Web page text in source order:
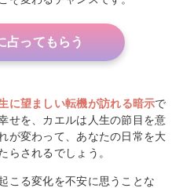
占ってもらう
に望ましい転機が訪れる暗示で
せを、カエルは人生の節目を意
が変わって、あなたの日常を大
らされるでしょう。
こる変化を不安に思うことな